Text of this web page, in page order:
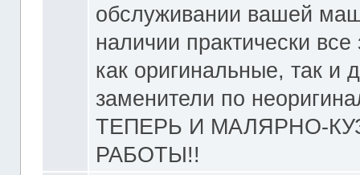
обслуживании вашей
наличии практически все
как оригинальные, так и
заменители по
ТЕПЕРЬ И МАЛЯРНО-
РАБОТЫ!!